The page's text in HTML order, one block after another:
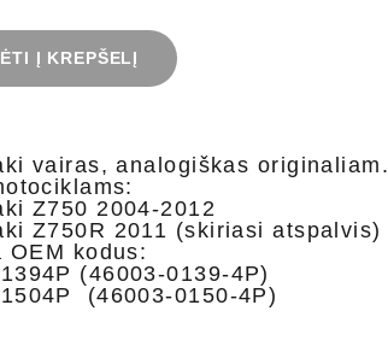
Į KREPŠELĮ
vairas, analogiškas originaliam.
Z750 2004-2012
Z750R 2011 (skiriasi atspalvis)
OEM kodus:
(46003-0139-4P)
(46003-0150-4P)